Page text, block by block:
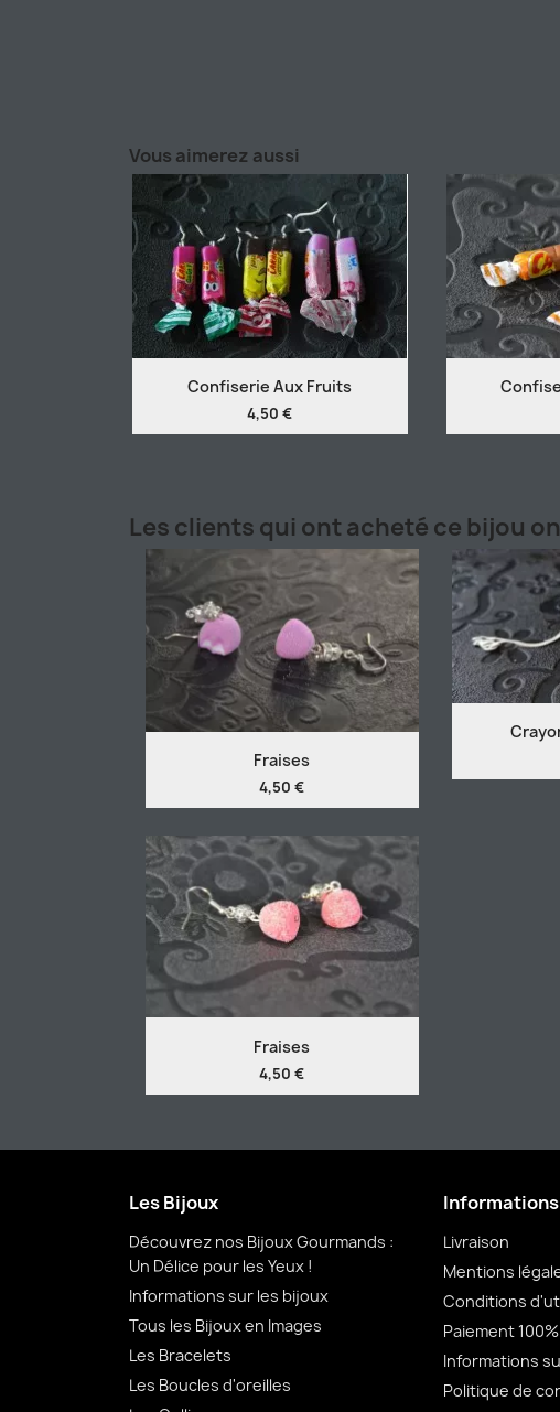
Vous aimerez aussi
Confiserie Aux Fruits
4,50 €
Les clients qui ont acheté ce bijou
Fraises
4,50 €
Fraises
4,50 €
Les Bijoux
Découvrez nos Bijoux Gourmands :
Un Délice pour les Yeux !
Informations sur les bijoux
Tous les Bijoux en Images
Les Bracelets
Les Boucles d'oreilles
Informations
Livraison
Mentions
Conditions
Paiement
Informations
Politique de